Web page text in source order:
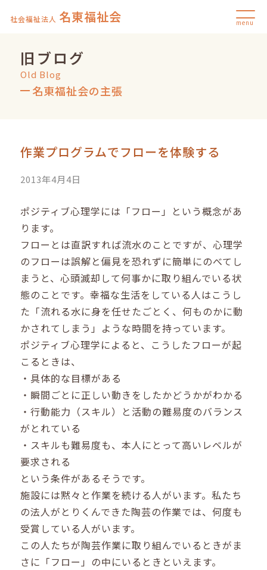
社会福祉法人 名東福祉会 menu
旧ブログ
Old Blog
名東福祉会の主張
作業プログラムでフローを体験する
2013年4月4日
ポジティブ心理学には「フロー」という概念があ
ります。
フローとは直訳すれば流水のことですが、心理学
のフローは誤解と偏見を恐れずに簡単にのべてし
まうと、心頭滅却して何事かに取り組んでいる状
態のことです。幸福な生活をしている人はこうし
た「流れる水に身を任せたごとく、何ものかに動
かされてしまう」ような時間を持っています。
ポジティブ心理学によると、こうしたフローが起
こるときは、
・具体的な目標がある
・瞬間ごとに正しい動きをしたかどうかがわかる
・行動能力（スキル）と活動の難易度のバランス
がとれている
・スキルも難易度も、本人にとって高いレベルが
要求される
という条件があるそうです。
施設には黙々と作業を続ける人がいます。私たち
の法人がとりくんできた陶芸の作業では、何度も
受賞している人がいます。
この人たちが陶芸作業に取り組んでいるときがま
さに「フロー」の中にいるときといえます。